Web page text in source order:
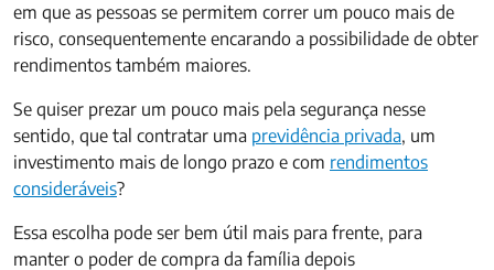
em que as pessoas se permitem correr um pouco mais de
risco, consequentemente encarando a possibilidade de obter
rendimentos também maiores.
Se quiser prezar um pouco mais pela segurança nesse
sentido, que tal contratar uma previdência privada, um
investimento mais de longo prazo e com rendimentos
consideráveis?
Essa escolha pode ser bem útil mais para frente, para
manter o poder de compra da família depois